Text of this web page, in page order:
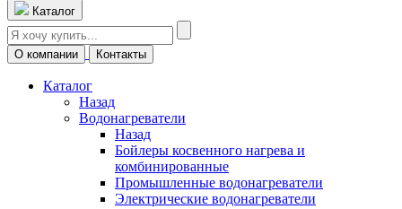
Каталог
О компании Контакты
Каталог
Назад
Водонагреватели
Назад
Бойлеры косвенного нагрева и
комбинированные
Промышленные водонагреватели
Электрические водонагреватели